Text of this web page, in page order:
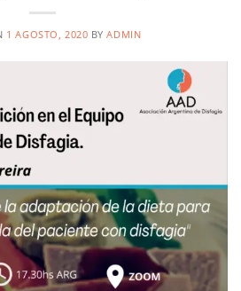
1 AGOSTO, 2020 BYADMIN